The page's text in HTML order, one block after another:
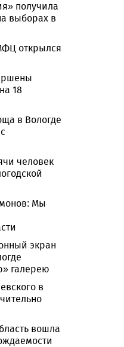
получила
выборах в
открылся
18
в Вологде
человек
Мы
экран
галерею
в
вошла